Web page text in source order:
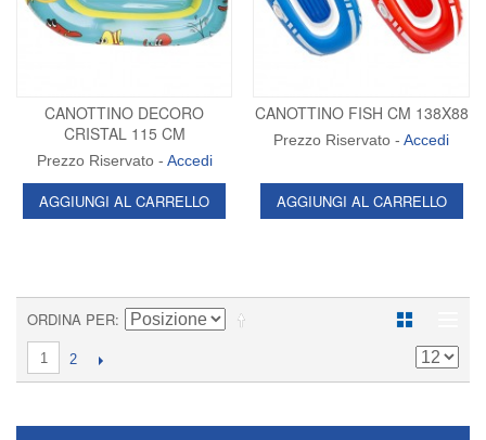
CANOTTINO DECORO
CRISTAL 115 CM
Prezzo Riservato - Accedi
AGGIUNGI AL CARRELLO
CANOTTINO FISH CM 138X88
Prezzo Riservato -Accedi
AGGIUNGI AL CARRELLO
ORDINA PER
1 2